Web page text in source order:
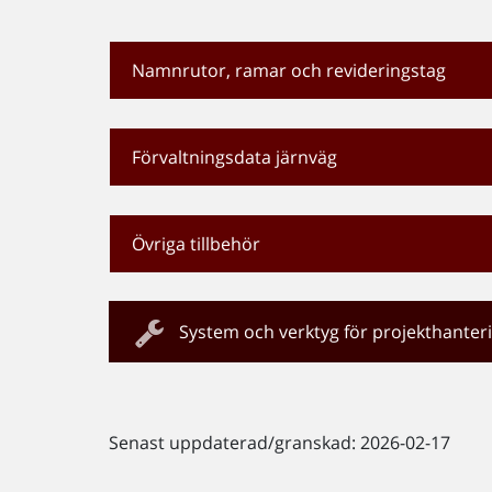
Namnrutor, ramar och revideringstag
Förvaltningsdata järnväg
Övriga tillbehör
System och verktyg för
Senast uppdaterad/granskad: 2026-02-17